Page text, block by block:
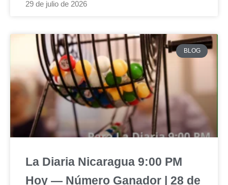
29 de julio de 2026
BLOG
La Diaria Nicaragua 9:00 PM
Hoy — Número Ganador | 28 de